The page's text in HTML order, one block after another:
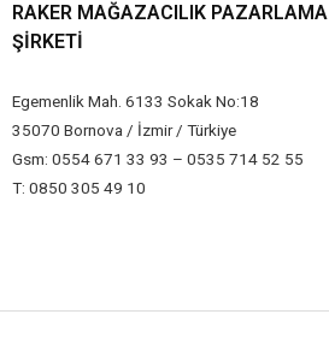
RAKER MAĞAZACILIK
ŞIRKETI
Egemenlik Mah. 6133 Sokak No:18
35070 Bornova / İzmir / Türkiye
Gsm: 0554 671 33 93 – 0535 714 52 55
T: 0850 305 49 10